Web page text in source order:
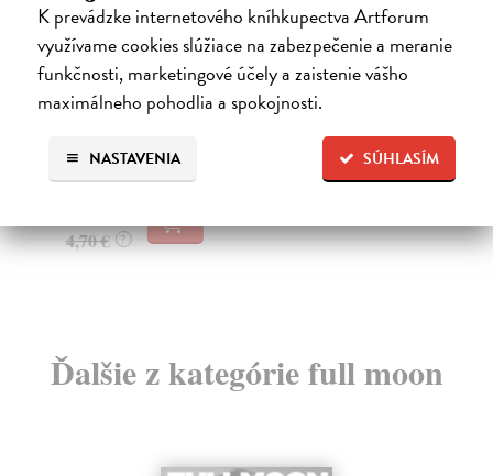
K prevádzke internetového kníhkupectva Artforum
využívame cookies slúžiace na zabezpečenie a meranie
funkčnosti, marketingové účely a zaistenie vášho
maximálneho pohodlia a spokojnosti.
SÚHLASÍM
NASTAVENIA
Full Moon 138/2022
kolektív autorov
| Kniha
„Tanec je v každém z nás a taky všude kolem. Má
mnoho forem a podob, plní různé funkce a vyvolává ši...
Zasielame do 12 dní
4,70 € ?
Ďalšie z kategórie full moon